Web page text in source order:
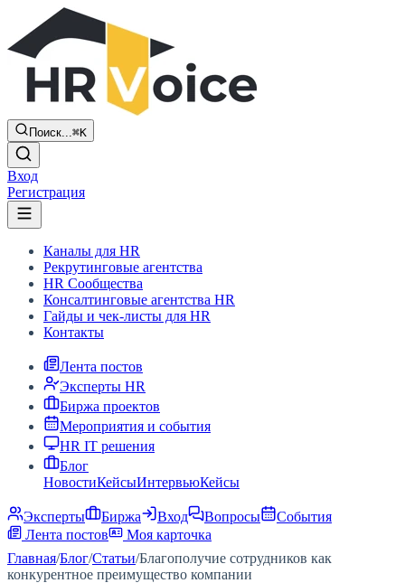
Поиск...⌘K
Вход
Регистрация
Каналы для HR
Рекрутинговые агентства
HR Сообщества
Консалтинговые агентства HR
Гайды и чек-листы для HR
Контакты
Лента постов
Эксперты HR
Биржа проектов
Мероприятия и события
HR IT решения
Блог
НовостиКейсыИнтервьюКейсы
Эксперты Биржа Вход Вопросы
События
Лента постов
Моя карточка
Главная/Блог/Статьи/Благополучие сотрудников как
конкурентное преимущество компании